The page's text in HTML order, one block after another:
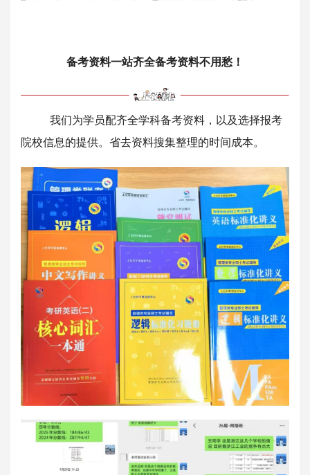
备考资料一站齐全备考资料不用愁！
我们为学员配齐全学科备考资料，以及选择报考
院校信息的提供。省去资料搜集整理的时间成本。